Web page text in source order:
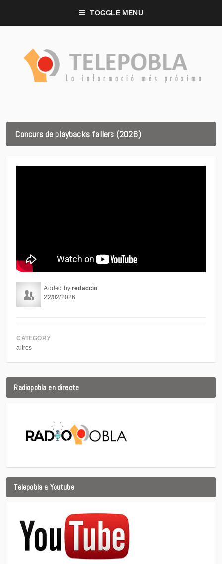
TOGGLE MENU
Concurs de playbacks fallers (2026)
Added byredaccio
22/02/2026
CATEGORY
altres
Radiopobla en directe
Telepobla a Youtube